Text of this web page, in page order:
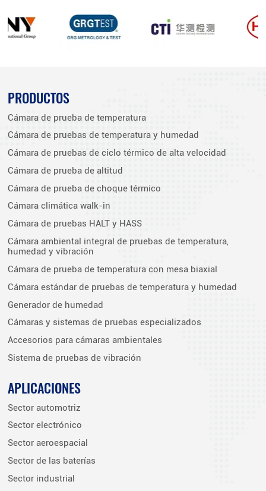
PRODUCTOS
Cámara de prueba de temperatura
Cámara de pruebas de temperatura y humedad
Cámara de pruebas de ciclo térmico de alta velocidad
Cámara de prueba de altitud
Cámara de prueba de choque térmico
Cámara climática walk-in
Cámara de pruebas HALT y HASS
Cámara ambiental integral de pruebas de temperatura,
humedad y vibración
Cámara de prueba de temperatura con mesa biaxial
Cámara estándar de pruebas de temperatura y humedad
Generador de humedad
Cámaras y sistemas de pruebas especializados
Accesorios para cámaras ambientales
Sistema de pruebas de vibración
APLICACIONES
Sector automotriz
Sector electrónico
Sector aeroespacial
Sector de las baterías
Sector industrial